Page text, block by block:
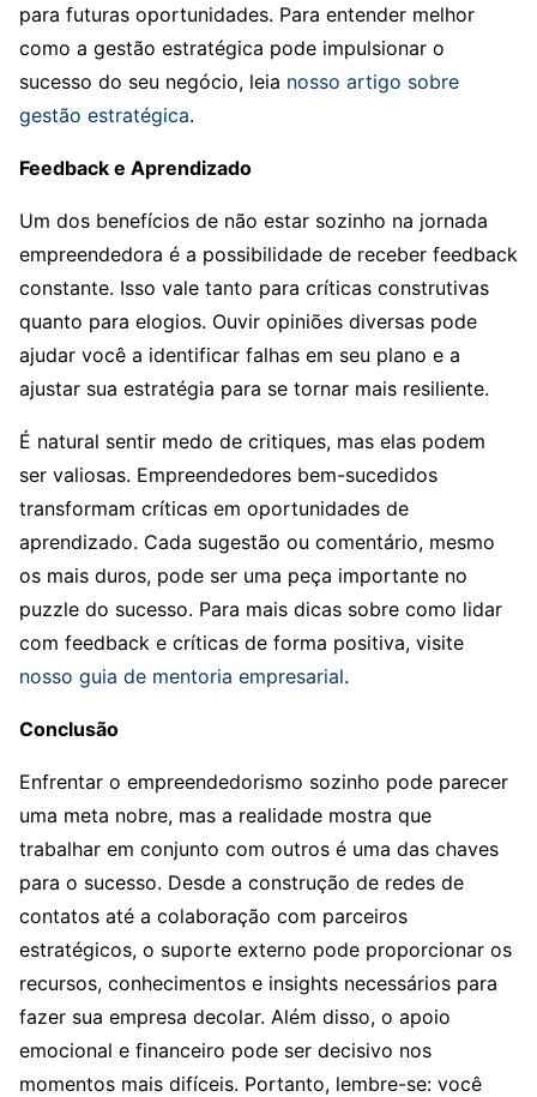
para futuras oportunidades. Para entender melhor
como a gestão estratégica pode impulsionar o
sucesso do seu negócio, leia nosso artigo sobre
gestão estratégica.
Feedback e Aprendizado
Um dos benefícios de não estar sozinho na jornada
empreendedora é a possibilidade de receber feedback
constante. Isso vale tanto para críticas construtivas
quanto para elogios. Ouvir opiniões diversas pode
ajudar você a identificar falhas em seu plano e a
ajustar sua estratégia para se tornar mais resiliente.
É natural sentir medo de critiques, mas elas podem
ser valiosas. Empreendedores bem-sucedidos
transformam críticas em oportunidades de
aprendizado. Cada sugestão ou comentário, mesmo
os mais duros, pode ser uma peça importante no
puzzle do sucesso. Para mais dicas sobre como lidar
com feedback e críticas de forma positiva, visite
nosso guia de mentoria empresarial.
Conclusão
Enfrentar o empreendedorismo sozinho pode parecer
uma meta nobre, mas a realidade mostra que
trabalhar em conjunto com outros é uma das chaves
para o sucesso. Desde a construção de redes de
contatos até a colaboração com parceiros
estratégicos, o suporte externo pode proporcionar os
recursos, conhecimentos e insights necessários para
fazer sua empresa decolar. Além disso, o apoio
emocional e financeiro pode ser decisivo nos
momentos mais difíceis. Portanto, lembre-se: você